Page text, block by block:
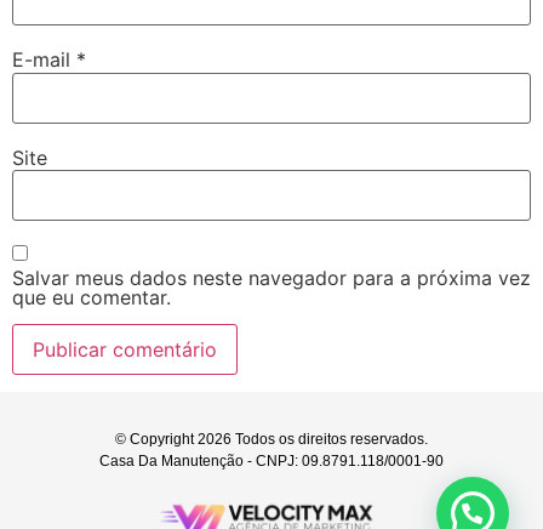
E-mail *
Site
Salvar meus dados neste navegador para a próxima vez
que eu comentar.
© Copyright 2026 Todos os direitos reservados.
Casa Da Manutenção - CNPJ: 09.8791.118/0001-90